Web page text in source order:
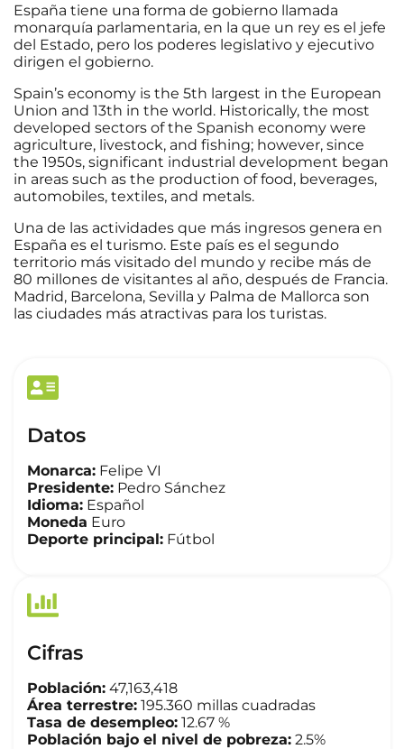
España tiene una forma de gobierno llamada
monarquía parlamentaria, en la que un rey es el jefe
del Estado, pero los poderes legislativo y ejecutivo
dirigen el gobierno.
Spain’s economy is the 5th largest in the European
Union and 13th in the world. Historically, the most
developed sectors of the Spanish economy were
agriculture, livestock, and fishing; however, since
the 1950s, significant industrial development began
in areas such as the production of food, beverages,
automobiles, textiles, and metals.
Una de las actividades que más ingresos genera en
España es el turismo. Este país es el segundo
territorio más visitado del mundo y recibe más de
80 millones de visitantes al año, después de Francia.
Madrid, Barcelona, Sevilla y Palma de Mallorca son
las ciudades más atractivas para los turistas.
Datos
Monarca: Felipe VI
Presidente: Pedro Sánchez
Idioma: Español
Moneda Euro
Deporte principal: Fútbol
Cifras
Población: 47,163,418
Área terrestre: 195.360 millas cuadradas
Tasa de desempleo: 12.67 %
Población bajo el nivel de pobreza: 2.5%